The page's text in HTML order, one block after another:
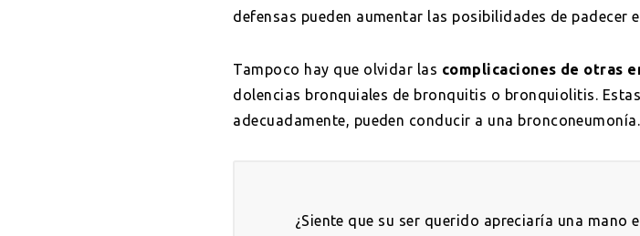
defensas pueden aumentar las posibilidades de padecer
Tampoco hay que olvidar las complicaciones de otras
dolencias bronquiales de bronquitis o bronquiolitis.
adecuadamente, pueden conducir a una bronconeumonía.
¿Siente que su ser querido apreciaría una